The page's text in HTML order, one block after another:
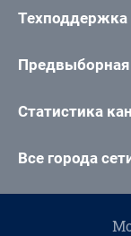
Техподдержка
Предвыборная
Статистика
Все города